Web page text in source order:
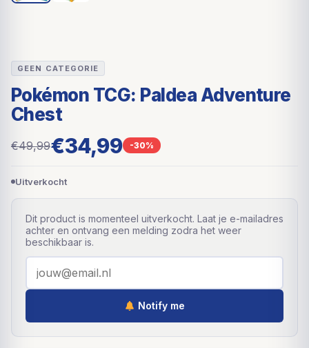
GEEN CATEGORIE
Pokémon TCG: Paldea Adventure
Chest
€49,99€34,99 -30%
Uitverkocht
Dit product is momenteel uitverkocht. Laat je e-mailadres
achter en ontvang een melding zodra het weer
beschikbaar is.
Notify me